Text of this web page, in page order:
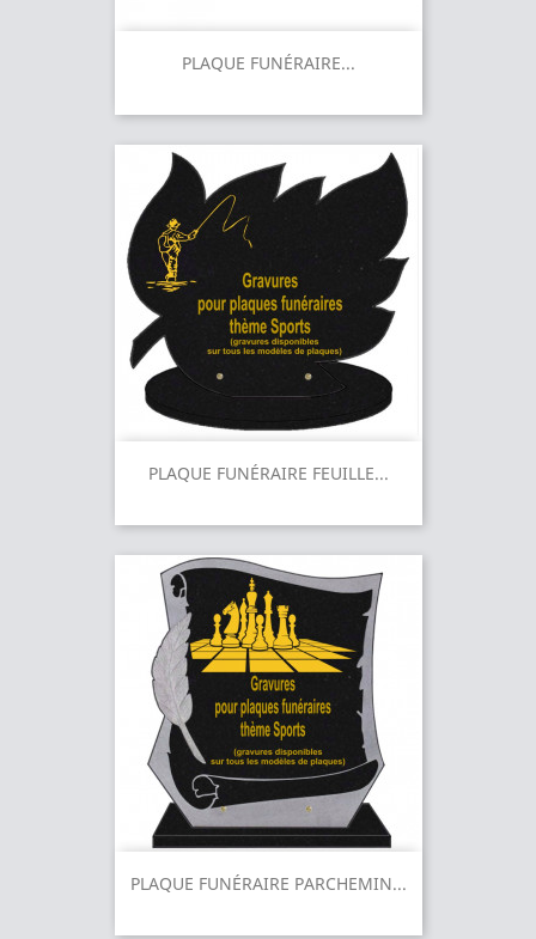
PLAQUE FUNÉRAIRE...
PLAQUE FUNÉRAIRE FEUILLE...
PLAQUE FUNÉRAIRE PARCHEMIN...